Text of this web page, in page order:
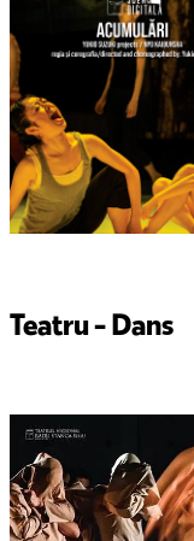
Teatru - Dans